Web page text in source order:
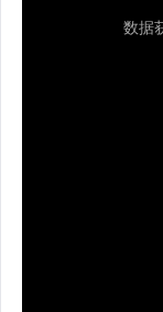
数据